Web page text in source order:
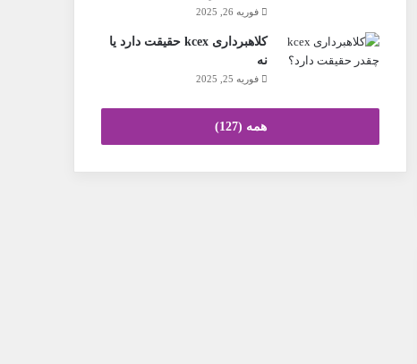
فوریه 26, 2025
کلاهبرداری kcex حقیقت دارد یا
نه
فوریه 25, 2025
همه (127)